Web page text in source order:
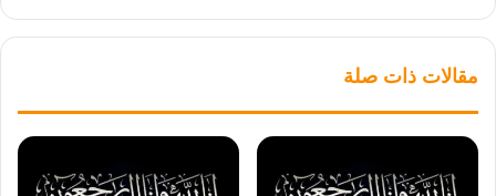
مقالات ذات صلة